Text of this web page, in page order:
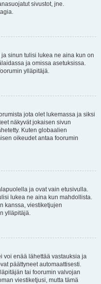
sivustot, jne.
sinun tulisi lukea ne aina kun on
ja omissa asetuksissa.
ylläpitäjä.
jota olet lukemassa ja siksi
näkyvät jokaisen sivun
Kuten globaalien
oikeudet antaa foorumin
ja ovat vain etusivulla.
lukea ne aina kun mahdollista.
kanssa, viestiketjujen
ylläpitäjä.
voi enää lähettää vastauksia ja
päättyneet automaattisesti.
tai foorumin valvojan
viestiketjusi, mutta tämä